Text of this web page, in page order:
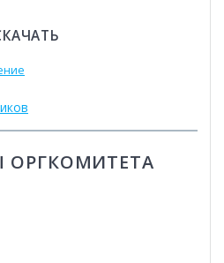
ОРГКОМИТЕТА